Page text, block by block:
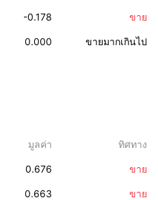
-0.178 ขาย
0.000 ขายมากเกินไป
มูลค่า ทิศทาง
0.676 ขาย
0.663 ขาย